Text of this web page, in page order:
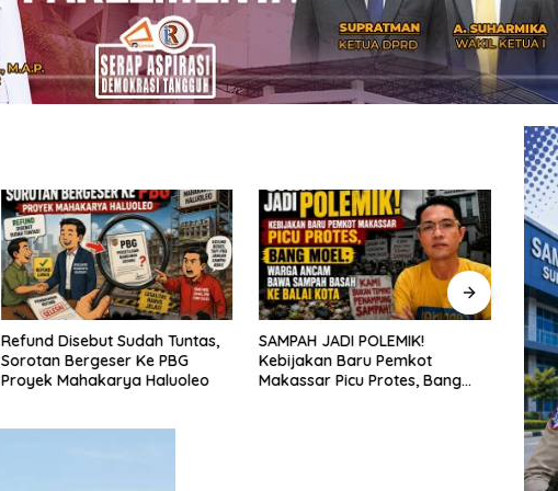
Refund Disebut Sudah Tuntas,
Sorotan Bergeser Ke PBG
Proyek Mahakarya Haluoleo
SAMPAH JADI POLEMIK!
Kebijakan Baru Pemkot
Makassar Picu Protes, Bang